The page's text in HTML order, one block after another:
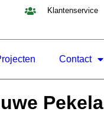
Klantenservice
Contact
Pekela